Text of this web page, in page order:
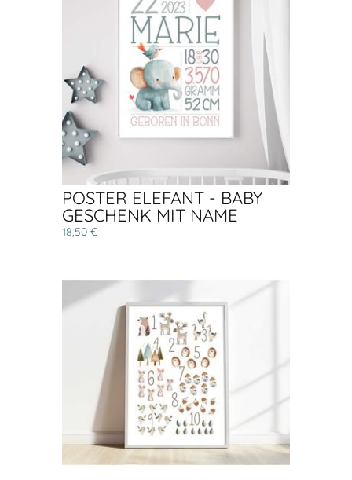
POSTER ELEFANT - BABY
GESCHENK MIT NAME
18,50 €